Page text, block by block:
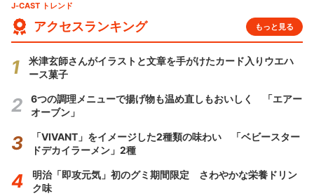
J-CAST トレンド
アクセスランキング もっと見る
米津玄師さんがイラストと文章を手がけたカード入りウエハ
ース菓子
6つの調理メニューで揚げ物も温め直しもおいしく 「エアー
オーブン」
「VIVANT」をイメージした2種類の味わい 「ベビースター
ドデカイラーメン」2種
明治「即攻元気」初のグミ期間限定 さわやかな栄養ドリン
ク味